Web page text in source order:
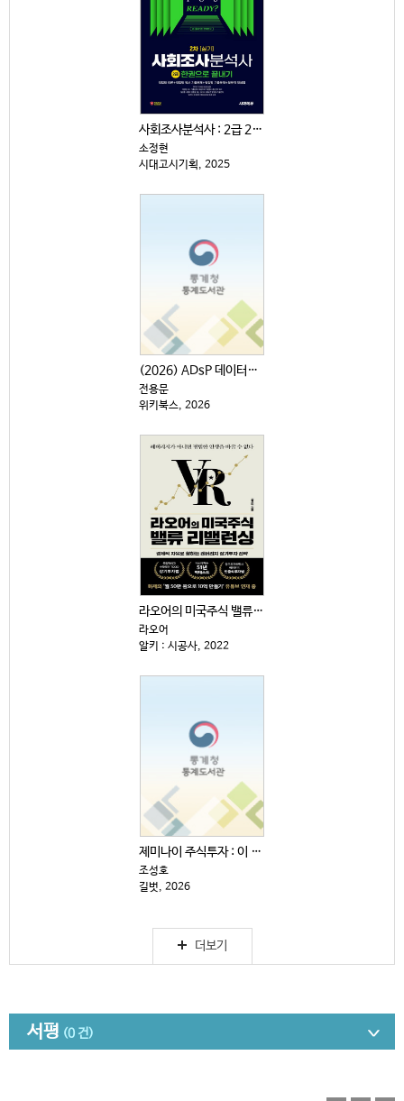
사회조사분석사 : 2급 2차|실기 : 한권으로 끝내기
소정현
시대고시기획, 2025
(2026) ADsP 데이터분석 준전문가 : 최신 기출...
전용문
위키북스, 2026
라오어의 미국주식 밸류 리밸런싱 : 경제적 자유로 향하...
라오어
알키 : 시공사, 2022
제미나이 주식투자 : 이 주식 살까, 말까?
조성호
길벗, 2026
더보기
서평 (0 건)